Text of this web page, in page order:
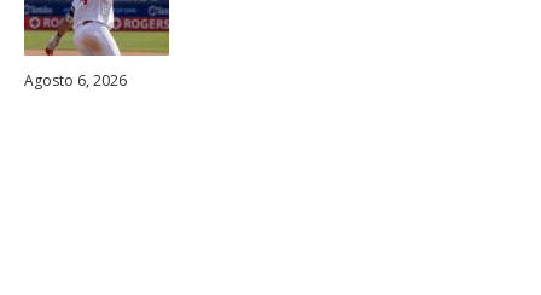
Agosto 6, 2026